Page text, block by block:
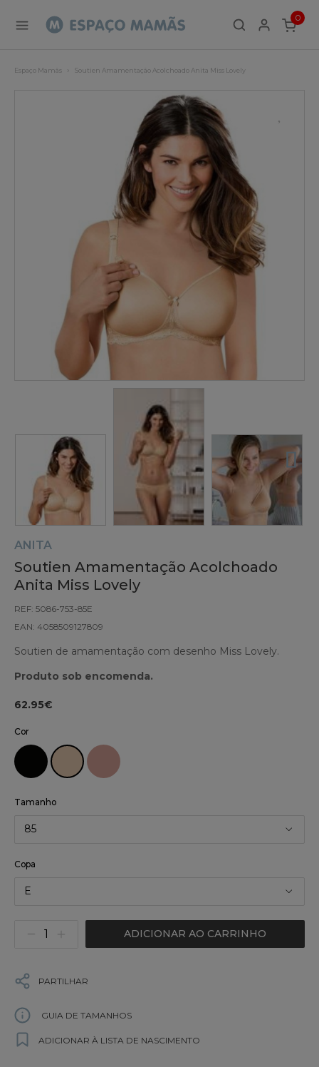
0
ITEMS
Espaço Mamãs Soutien Amamentação Acolchoado Anita Miss Lovely
ANITA
Soutien Amamentação Acolchoado
Anita Miss Lovely
REF: 5086-753-85E
EAN: 4058509127809
Soutien de amamentação com desenho Miss Lovely.
Produto sob encomenda.
62.95€
Cor
Tamanho
85
Copa
E
ADICIONAR AO CARRINHO
PARTILHAR
GUIA DE TAMANHOS
ADICIONAR À LISTA DE NASCIMENTO